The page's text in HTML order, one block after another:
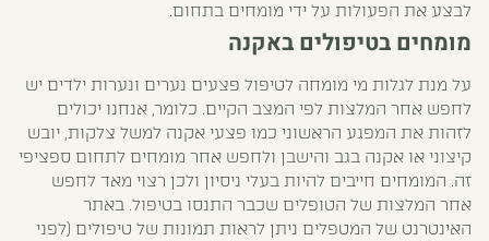
לבצע את הפעולות על ידי מומחים בתחום.
מומחים בטיפולים באקנה
על מנת לגלות מי מומחה לטיפול פצעים נערים ונערות ילדים יש
לחפש אחר המלצות לפי המצב הקיים. כלומר, אנחנו יכולים
לזהות את המפגע הראשוני כמו פצעי אקנה למשל צלקות, יובש
קיצוני או אקנה בגב והישבן ולחפש אחר מומחים לתחום ספציפי
זה. המומחים חייבים להיות בעלי ניסיון ולכן רצוי מאד לחפש
אחר המלצות של הטופלים שכבר התנסו בטיפול. באתר
האינטרנט של המטפלים ניתן לראות תמונות של טיפולים (לפני